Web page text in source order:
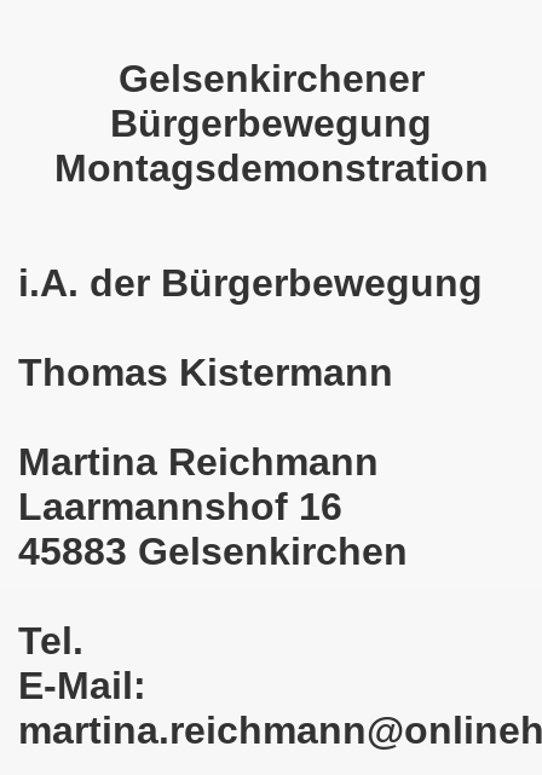
Gelsenkirchener
Bürgerbewegung
Montagsdemonstration
i.A. der Bürgerbewegung
Thomas Kistermann
Martina Reichmann
Laarmannshof 16
45883 Gelsenkirchen
Tel.
E-Mail:
Bewegung am 08.06.2026 hat stattgefunden am
im neuen Jahr 2026 am 05.01.2026 mit dem
am 10.11.2025 auf der 793. Gelsenkirchener
eine einzigartige Demonstration am 08.09.2025 hier bei
Gelsenkirchen am 08.09.2025 um 17.30 Uhr,
21 Jahre Gelsenkirchener Montagsdemo-
Gelsenkirchener(innen) spenden 523,20 Euro